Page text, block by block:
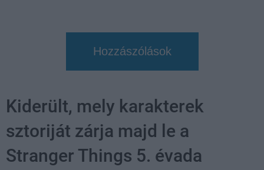
Hozzászólások
Kiderült, mely karakterek
sztoriját zárja majd le a
Stranger Things 5. évada